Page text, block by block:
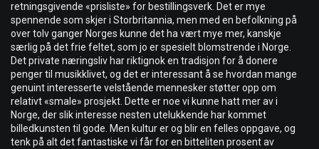
retningsgivende «prisliste» for bestillingsverk. Det er mye
spennende som skjer i Storbritannia, men med en befolkning på
over tolv ganger Norges kunne det ha vært mye mer, kanskje
særlig på det frie feltet, som jo er spesielt blomstrende i Norge.
Det private næringsliv har riktignok en tradisjon for å donere
penger til musikklivet, og det er interessant å se hvordan mange
genuint interesserte velstående mennesker støtter opp om
relativt «smale» prosjekt. Dette er noe vi kunne hatt mer av i
Norge, der slik interesse nesten utelukkende har kommet
billedkunsten til gode. Men kultur er og blir en felles oppgave, og
tenk på alt det fantastiske vi får for en bitteliten prosent av